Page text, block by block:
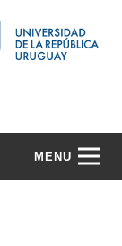
MENU